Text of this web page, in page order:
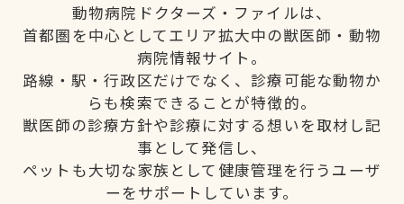
動物病院ドクターズ・ファイルは、
首都圏を中心としてエリア拡大中の獣医師・動物
病院情報サイト。
路線・駅・行政区だけでなく、診療可能な動物か
らも検索できることが特徴的。
獣医師の診療方針や診療に対する想いを取材し記
事として発信し、
ペットも大切な家族として健康管理を行うユーザ
ーをサポートしています。